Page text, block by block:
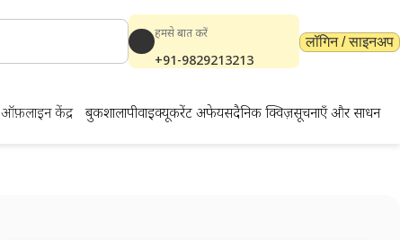
हमसे बात करें
+91-9829213213
लॉगिन / साइनअप
ऑफ़लाइन केंद्र बुकशालापीवाईक्यूकरेंट अफेयर्सदैनिक क्विज़सूचनाएँ और साधन